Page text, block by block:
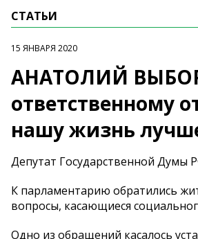
СТАТЬИ
15 ЯНВАРЯ 2020
АНАТОЛИЙ
ответственному
нашу жизнь
Депутат Государственной Думы
К парламентарию обратились
вопросы, касающиеся
Одно из обращений касалось